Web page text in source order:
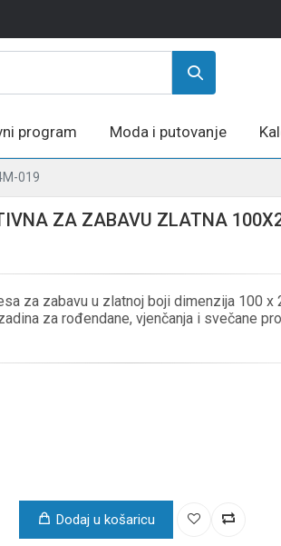
program Moda i putovanje
019
ZA ZABAVU ZLATNA
za zabavu u zlatnoj boji dimenzija 100 x
za rođendane, vjenčanja i svečane
Dodaj u košaricu